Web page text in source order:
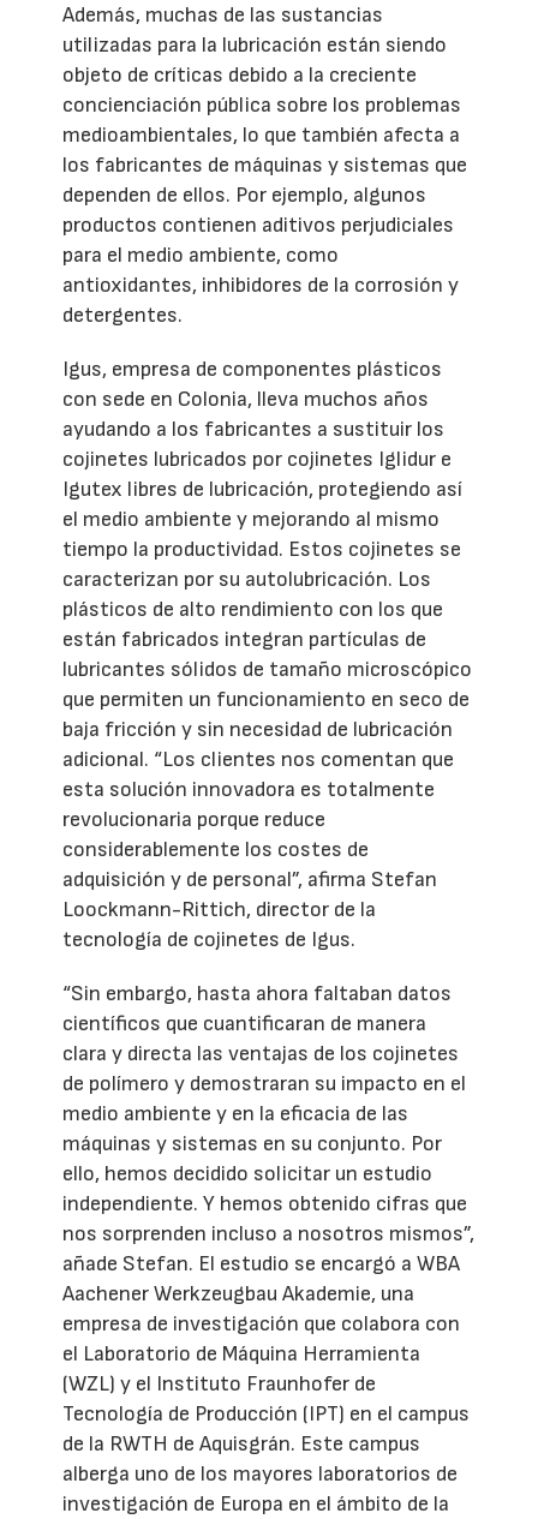
Además, muchas de las sustancias
utilizadas para la lubricación están siendo
objeto de críticas debido a la creciente
concienciación pública sobre los problemas
medioambientales, lo que también afecta a
los fabricantes de máquinas y sistemas que
dependen de ellos. Por ejemplo, algunos
productos contienen aditivos perjudiciales
para el medio ambiente, como
antioxidantes, inhibidores de la corrosión y
detergentes.
Igus, empresa de componentes plásticos
con sede en Colonia, lleva muchos años
ayudando a los fabricantes a sustituir los
cojinetes lubricados por cojinetes Iglidur e
Igutex libres de lubricación, protegiendo así
el medio ambiente y mejorando al mismo
tiempo la productividad. Estos cojinetes se
caracterizan por su autolubricación. Los
plásticos de alto rendimiento con los que
están fabricados integran partículas de
lubricantes sólidos de tamaño microscópico
que permiten un funcionamiento en seco de
baja fricción y sin necesidad de lubricación
adicional. “Los clientes nos comentan que
esta solución innovadora es totalmente
revolucionaria porque reduce
considerablemente los costes de
adquisición y de personal”, afirma Stefan
Loockmann-Rittich, director de la
tecnología de cojinetes de Igus.
“Sin embargo, hasta ahora faltaban datos
científicos que cuantificaran de manera
clara y directa las ventajas de los cojinetes
de polímero y demostraran su impacto en el
medio ambiente y en la eficacia de las
máquinas y sistemas en su conjunto. Por
ello, hemos decidido solicitar un estudio
independiente. Y hemos obtenido cifras que
nos sorprenden incluso a nosotros mismos”,
añade Stefan. El estudio se encargó a WBA
Aachener Werkzeugbau Akademie, una
empresa de investigación que colabora con
el Laboratorio de Máquina Herramienta
(WZL) y el Instituto Fraunhofer de
Tecnología de Producción (IPT) en el campus
de la RWTH de Aquisgrán. Este campus
alberga uno de los mayores laboratorios de
investigación de Europa en el ámbito de la